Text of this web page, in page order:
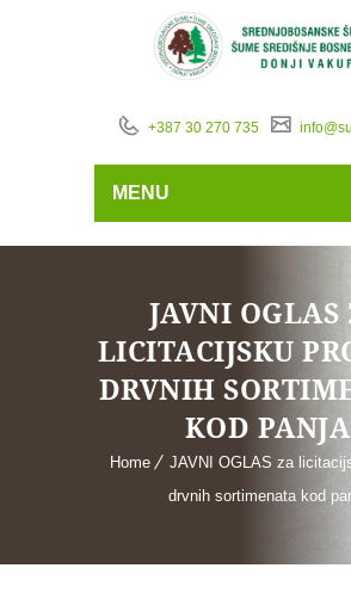
+387 30 270 735
MENU
JAVNI OGLAS
LICITACIJSKU
DRVNIH
KOD PANJA
Home
JAVNI OGLAS za
drvnih sortimenata kod